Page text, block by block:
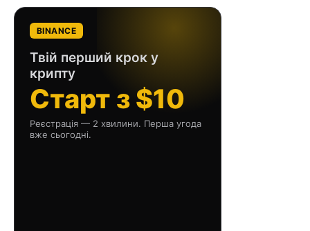
BINANCE
Твій перший крок у
крипту
Старт з $10
Реєстрація — 2 хвилини. Перша угода
вже сьогодні.